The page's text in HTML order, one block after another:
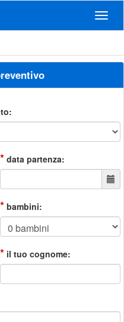
* data partenza:
* bambini:
* il tuo cognome: